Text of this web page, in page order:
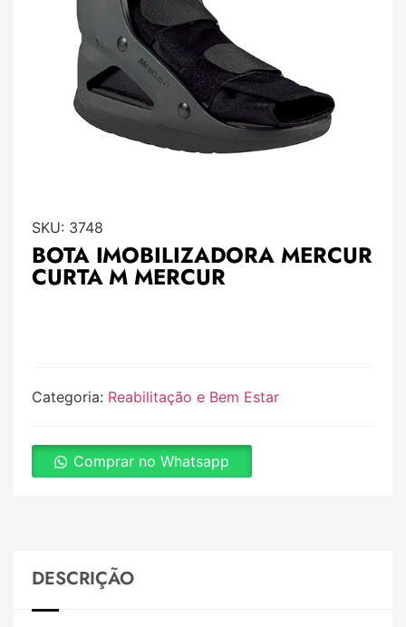
SKU: 3748
BOTA IMOBILIZADORA MERCUR
CURTA M MERCUR
Categoria: Reabilitação e Bem Estar
Comprar no Whatsapp
DESCRIÇÃO